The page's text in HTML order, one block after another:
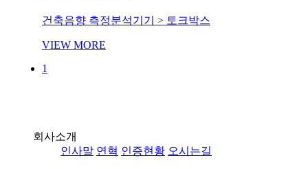
건축음향 측정분석기기 > 토크박스
VIEW MORE
1
회사소개
인사말 연혁 인증현황 오시는길